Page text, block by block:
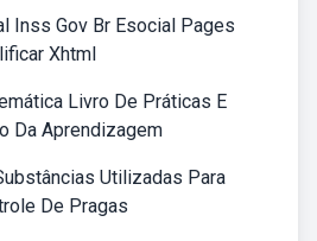
Inss Gov Br Esocial Pages
Xhtml
Livro De Práticas E
Da Aprendizagem
Utilizadas Para
De Pragas